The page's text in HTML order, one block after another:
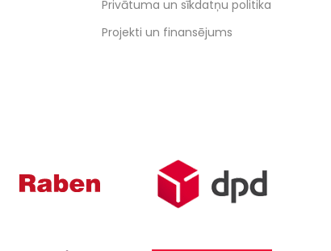
Privātuma un sīkdatņu politika
Projekti un finansējums